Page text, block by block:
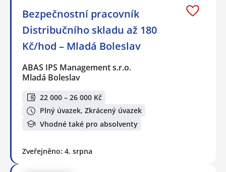
Bezpečnostní pracovník
Distribučního skladu až 180
Kč/hod – Mladá Boleslav
ABAS IPS Management s.r.o.
Mladá Boleslav
22 000 – 26 000 Kč
Plný úvazek, Zkrácený úvazek
Vhodné také pro absolventy
Zveřejněno: 4. srpna